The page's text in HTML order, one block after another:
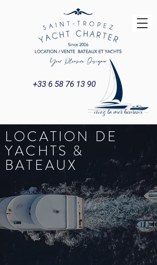
+33 6 58 76 13 90
LOCATION DE
YACHTS &
BATEAUX